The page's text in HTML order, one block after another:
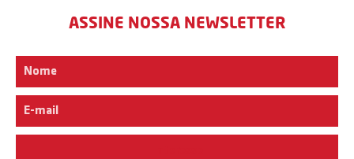
ASSINE NOSSA NEWSLETTER